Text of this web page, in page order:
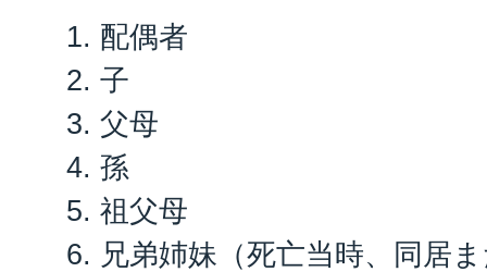
配偶者
子
父母
孫
祖父母
兄弟姉妹（死亡当時、同居